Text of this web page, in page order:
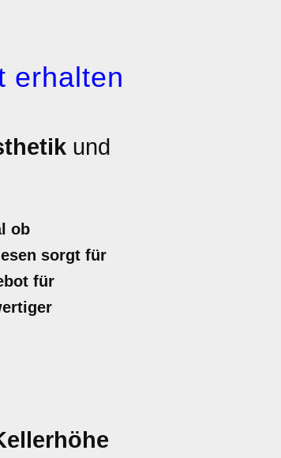
erhalten
und
ob
sorgt für
für